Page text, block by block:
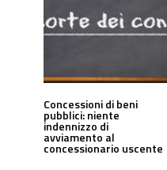
Concessioni di beni
pubblici: niente
indennizzo di
avviamento al
concessionario uscente